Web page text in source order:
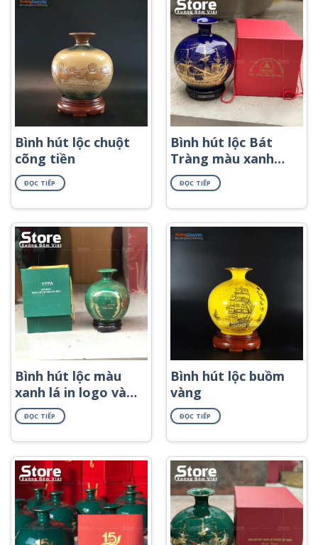
Bình hút lộc chuột
cõng tiền
ĐỌC TIẾP
Bình hút lộc Bát
Tràng màu xanh
dương họa tiết
thuyền buồm logo
và chữ in decal
vàng BHL-43
ĐỌC TIẾP
Bình hút lộc màu
xanh lá in logo và
hoạ tiết in decal
vàng BHL-47
ĐỌC TIẾP
Bình hút lộc buồm
vàng
ĐỌC TIẾP